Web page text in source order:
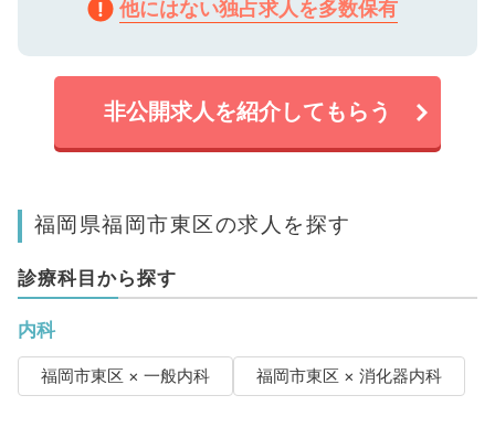
他にはない独占求人を多数保有
非公開求人を紹介してもらう
福岡県福岡市東区の求人を探す
診療科目から探す
内科
福岡市東区 × 一般内科 福岡市東区 × 消化器内科